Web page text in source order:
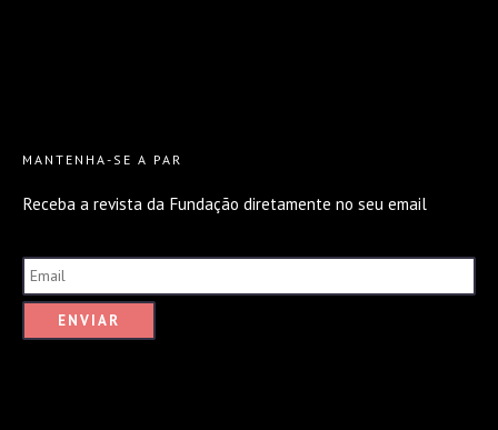
MANTENHA-SE A PAR
Receba a revista da Fundação diretamente no seu email